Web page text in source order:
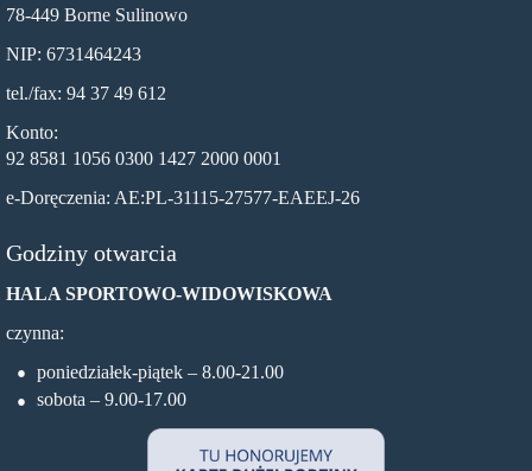
78-449 Borne Sulinowo
NIP: 6731464243
tel./fax: 94 37 49 612
Konto:
92 8581 1056 0300 1427 2000 0001
e-Doręczenia: AE:PL-31115-27577-EAEEJ-26
Godziny otwarcia
HALA SPORTOWO-WIDOWISKOWA
czynna:
poniedziałek-piątek – 8.00-21.00
sobota – 9.00-17.00